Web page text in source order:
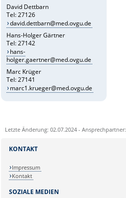
David Dettbarn
Tel: 27126
david.dettbarn@med.ovgu.de
Hans-Holger Gärtner
Tel: 27142
hans-
holger.gaertner@med.ovgu.de
Marc Krüger
Tel: 27141
marc1.krueger@med.ovgu.de
Letzte Änderung: 02.07.2024 - Ansprechpartner:
SOZIALE MEDIEN
KONTAKT
Impressum
Kontakt